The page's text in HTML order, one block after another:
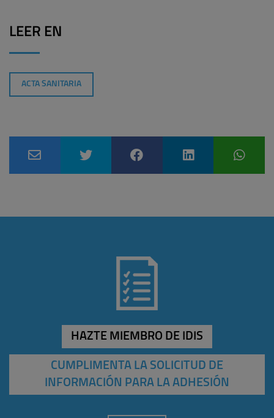
LEER EN
ACTA SANITARIA
HAZTE MIEMBRO DE IDIS
CUMPLIMENTA LA SOLICITUD DE
INFORMACIÓN PARA LA ADHESIÓN